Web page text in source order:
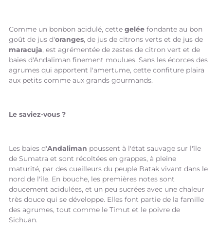
Comme un bonbon acidulé, cette gelée fondante au bon
goût de jus d'oranges, de jus de citrons verts et de jus de
maracuja, est agrémentée de zestes de citron vert et de
baies d'Andaliman finement moulues. Sans les écorces des
agrumes qui apportent l'amertume, cette confiture plaira
aux petits comme aux grands gourmands.
Le saviez-vous ?
Les baies d'Andaliman poussent à l'état sauvage sur l'île
de Sumatra et sont récoltées en grappes, à pleine
maturité, par des cueilleurs du peuple Batak vivant dans le
nord de l'île. En bouche, les premières notes sont
doucement acidulées, et un peu sucrées avec une chaleur
très douce qui se développe. Elles font partie de la famille
des agrumes, tout comme le Timut et le poivre de
Sichuan.